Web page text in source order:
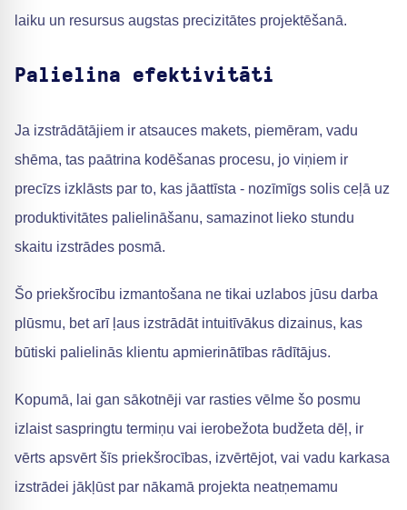
laiku un resursus augstas precizitātes projektēšanā.
Palielina efektivitāti
Ja izstrādātājiem ir atsauces makets, piemēram, vadu
shēma, tas paātrina kodēšanas procesu, jo viņiem ir
precīzs izklāsts par to, kas jāattīsta - nozīmīgs solis ceļā uz
produktivitātes palielināšanu, samazinot lieko stundu
skaitu izstrādes posmā.
Šo priekšrocību izmantošana ne tikai uzlabos jūsu darba
plūsmu, bet arī ļaus izstrādāt intuitīvākus dizainus, kas
būtiski palielinās klientu apmierinātības rādītājus.
Kopumā, lai gan sākotnēji var rasties vēlme šo posmu
izlaist saspringtu termiņu vai ierobežota budžeta dēļ, ir
vērts apsvērt šīs priekšrocības, izvērtējot, vai vadu karkasa
izstrādei jākļūst par nākamā projekta neatņemamu